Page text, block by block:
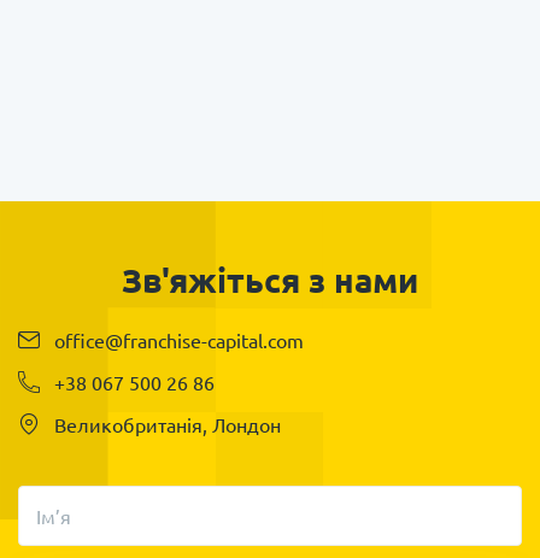
Зв'яжіться з нами
office@franchise-capital.com
+38 067 500 26 86
Великобританія, Лондон
Ім’я